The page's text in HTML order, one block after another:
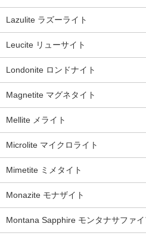
Lazulite ラズーライト
Leucite リューサイト
Londonite ロンドナイト
Magnetite マグネタイト
Mellite メライト
Microlite マイクロライト
Mimetite ミメタイト
Monazite モナザイト
Montana Sapphire モンタナサファイ